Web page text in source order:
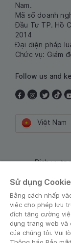
Nam.
Mã số doanh
Đầu Tư TP. Hồ
2014
Đại diện pháp
Chức vụ: Giám
Follow us and
Việt Nam
Dịch vụ
Sử dụng
Bằng cách nhấp
việc cho phép lưu
đích tăng cường
dụng trang web
của chúng tôi. Vui